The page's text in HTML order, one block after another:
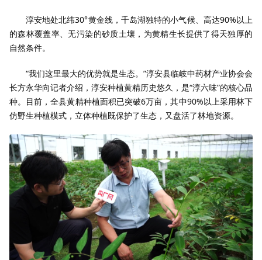
淳安地处北纬30°黄金线，千岛湖独特的小气候、高达90%以上
的森林覆盖率、无污染的砂质土壤，为黄精生长提供了得天独厚的
自然条件。
“我们这里最大的优势就是生态。”淳安县临岐中药材产业协会会
长方永华向记者介绍，淳安种植黄精历史悠久，是“淳六味”的核心品
种。目前，全县黄精种植面积已突破6万亩，其中90%以上采用林下
仿野生种植模式，立体种植既保护了生态，又盘活了林地资源。